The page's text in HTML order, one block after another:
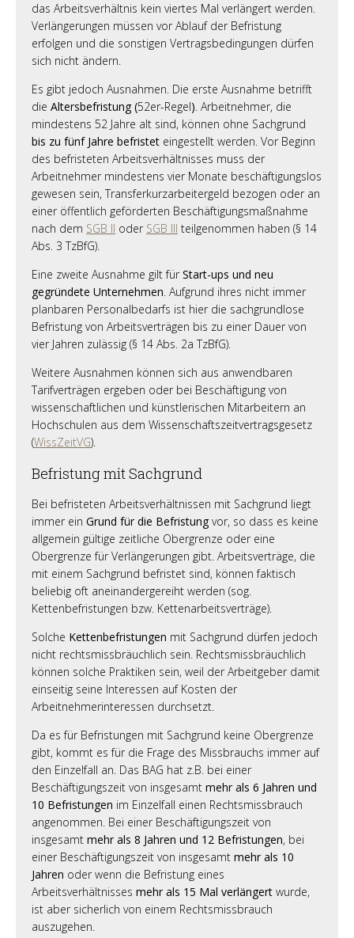
das Arbeitsverhältnis kein viertes Mal verlängert werden.
Verlängerungen müssen vor Ablauf der Befristung
erfolgen und die sonstigen Vertragsbedingungen dürfen
sich nicht ändern.
Es gibt jedoch Ausnahmen. Die erste Ausnahme betrifft
die Altersbefristung (52er-Regel). Arbeitnehmer, die
mindestens 52 Jahre alt sind, können ohne Sachgrund
bis zu fünf Jahre befristet eingestellt werden. Vor Beginn
des befristeten Arbeitsverhältnisses muss der
Arbeitnehmer mindestens vier Monate beschäftigungslos
gewesen sein, Transferkurzarbeitergeld bezogen oder an
einer öffentlich geförderten Beschäftigungsmaßnahme
nach dem SGB II oder SGB III teilgenommen haben (§ 14
Abs. 3 TzBfG).
Eine zweite Ausnahme gilt fürStart-ups und neu
gegründete Unternehmen. Aufgrund ihres nicht immer
planbaren Personalbedarfs ist hier die sachgrundlose
Befristung von Arbeitsverträgen bis zu einer Dauer von
vier Jahren zulässig (§ 14 Abs. 2a TzBfG).
Weitere Ausnahmen können sich aus anwendbaren
Tarifverträgen ergeben oder bei Beschäftigung von
wissenschaftlichen und künstlerischen Mitarbeitern an
Hochschulen aus dem Wissenschaftszeitvertragsgesetz
(WissZeitVG).
Befristung mit Sachgrund
Bei befristeten Arbeitsverhältnissen mit Sachgrund liegt
immer ein Grund für die Befristung vor, so dass es keine
allgemein gültige zeitliche Obergrenze oder eine
Obergrenze für Verlängerungen gibt. Arbeitsverträge, die
mit einem Sachgrund befristet sind, können faktisch
beliebig oft aneinandergereiht werden (sog.
Kettenbefristungen bzw. Kettenarbeitsverträge).
Solche Kettenbefristungen mit Sachgrund dürfen jedoch
nicht rechtsmissbräuchlich sein. Rechtsmissbräuchlich
können solche Praktiken sein, weil der Arbeitgeber damit
einseitig seine Interessen auf Kosten der
Arbeitnehmerinteressen durchsetzt.
Da es für Befristungen mit Sachgrund keine Obergrenze
gibt, kommt es für die Frage des Missbrauchs immer auf
den Einzelfall an. Das BAG hat z.B. bei einer
Beschäftigungszeit von insgesamt mehr als 6 Jahren und
10 Befristungen im Einzelfall einen Rechtsmissbrauch
angenommen. Bei einer Beschäftigungszeit von
insgesamt mehr als 8 Jahren und 12 Befristungen, bei
einer Beschäftigungszeit von insgesamt mehr als 10
Jahren oder wenn die Befristung eines
Arbeitsverhältnisses mehr als 15 Mal verlängert wurde,
ist aber sicherlich von einem Rechtsmissbrauch
auszugehen.